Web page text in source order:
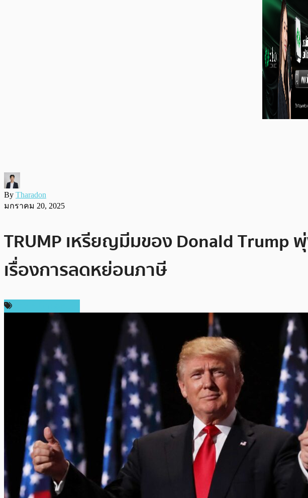
By Tharadon
มกราคม 20, 2025
TRUMP เหรียญมีมของ Donald Trump
เรื่องการลดหย่อนภาษี